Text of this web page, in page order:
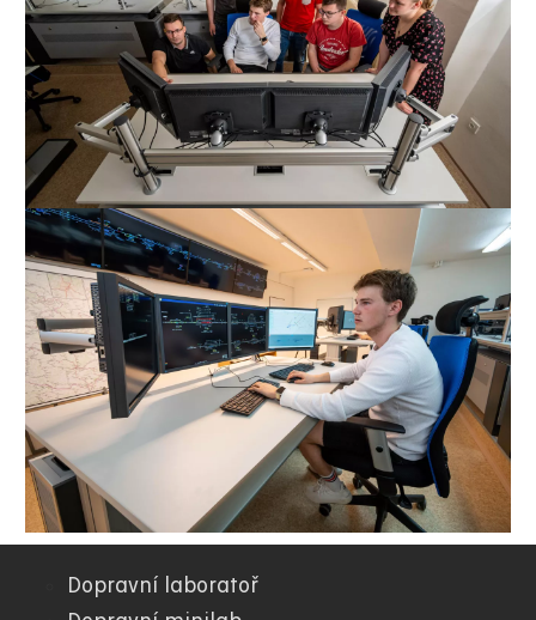
Dopravní laboratoř